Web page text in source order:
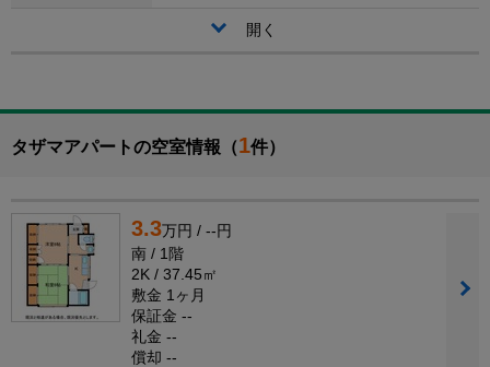
開く
タザマアパートの空室情報（1件）
3.3万円 / --円
南 / 1階
2K / 37.45㎡
敷金 1ヶ月
保証金 --
礼金 --
償却 --